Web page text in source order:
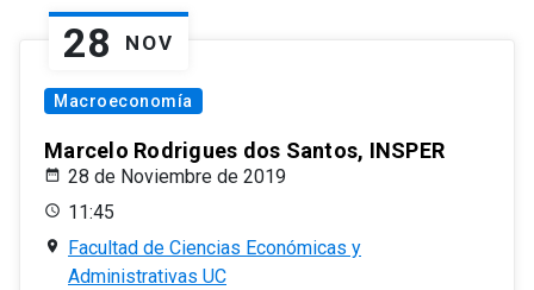
28 NOV
Macroeconomía
Marcelo Rodrigues dos Santos, INSPER
28 de Noviembre de 2019
11:45
Facultad de Ciencias Económicas y
Administrativas UC